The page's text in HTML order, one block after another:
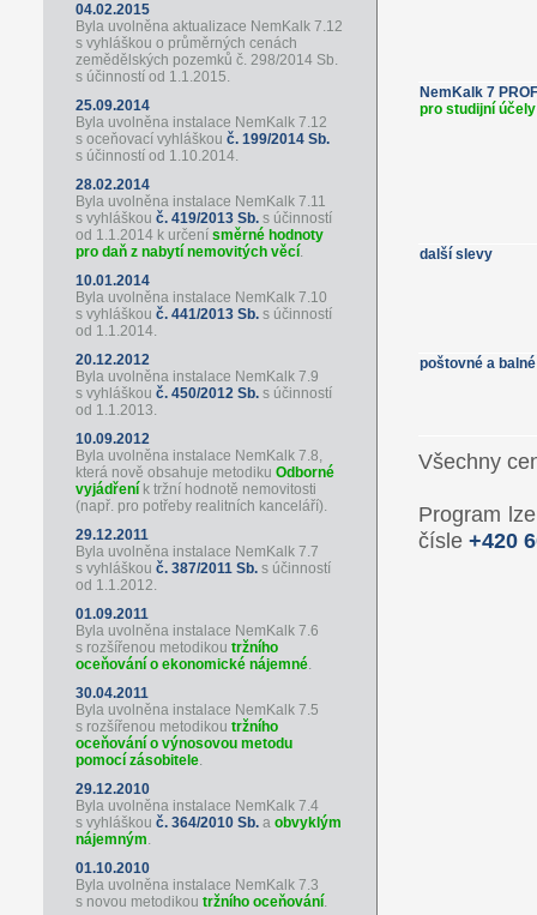
NemKalk 7
pro studijní účely
další slevy
poštovné a balné
Všechny
Program
čísle +420
04.02.2015
Byla uvolněna aktualizace NemKalk 7.12
s vyhláškou o průměrných cenách
zemědělských pozemků č. 298/2014 Sb.
s účinností od 1.1.2015.
25.09.2014
Byla uvolněna instalace NemKalk 7.12
s oceňovací vyhláškou č. 199/2014 Sb.
s účinností od 1.10.2014.
28.02.2014
Byla uvolněna instalace NemKalk 7.11
s vyhláškou č. 419/2013 Sb. s účinností
od 1.1.2014 k určení směrné hodnoty
pro daň z nabytí nemovitých věcí.
10.01.2014
Byla uvolněna instalace NemKalk 7.10
s vyhláškou č. 441/2013 Sb. s účinností
od 1.1.2014.
20.12.2012
Byla uvolněna instalace NemKalk 7.9
s vyhláškou č. 450/2012 Sb. s účinností
od 1.1.2013.
10.09.2012
Byla uvolněna instalace NemKalk 7.8,
která nově obsahuje metodiku Odborné
vyjádření k tržní hodnotě nemovitosti
(např. pro potřeby realitních kanceláří).
29.12.2011
Byla uvolněna instalace NemKalk 7.7
s vyhláškou č. 387/2011 Sb. s účinností
od 1.1.2012.
01.09.2011
Byla uvolněna instalace NemKalk 7.6
s rozšířenou metodikou tržního
oceňování o ekonomické nájemné.
30.04.2011
Byla uvolněna instalace NemKalk 7.5
s rozšířenou metodikou tržního
oceňování o výnosovou metodu
pomocí zásobitele.
29.12.2010
Byla uvolněna instalace NemKalk 7.4
s vyhláškou č. 364/2010 Sb. a obvyklým
nájemným.
01.10.2010
Byla uvolněna instalace NemKalk 7.3
s novou metodikou tržního oceňování.